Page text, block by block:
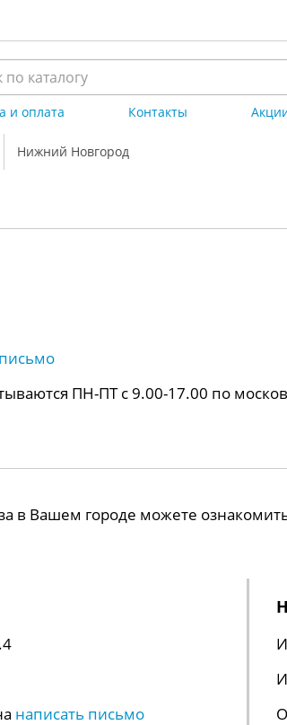
и оплата Контакты
Нижний Новгород
ПН-ПТ с 9.00-17.00 по
в Вашем городе можете
написать письмо